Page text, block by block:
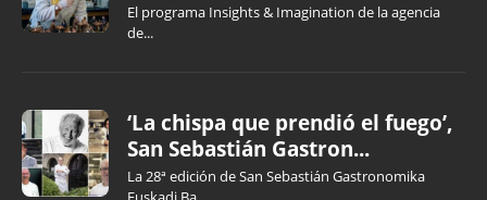
El programa Insights & Imagination de la agencia
de...
‘La chispa que prendió el fuego’,
San Sebastián Gastron...
La 28ª edición de San Sebastián Gastronomika